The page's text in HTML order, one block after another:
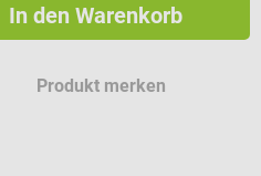
In den Warenkorb
Produkt merken